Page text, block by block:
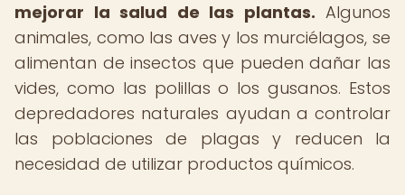
mejorar la salud de las plantas. Algunos
animales, como las aves y los murciélagos, se
alimentan de insectos que pueden dañar las
vides, como las polillas o los gusanos. Estos
depredadores naturales ayudan a controlar
las poblaciones de plagas y reducen la
necesidad de utilizar productos químicos.